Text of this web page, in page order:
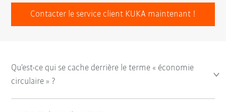
Contacter le service client KUKA maintenant !
Qu’est-ce qui se cache derrière le terme « économie
circulaire » ?